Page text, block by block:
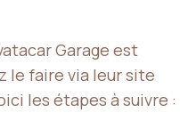
Garage est
le faire via leur site
les étapes à suivre :